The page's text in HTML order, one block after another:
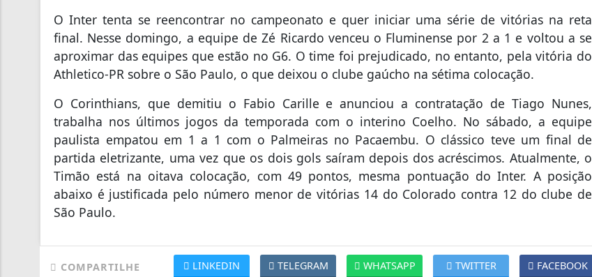
O Inter tenta se reencontrar no campeonato e quer iniciar uma série de vitórias na reta
final. Nesse domingo, a equipe de Zé Ricardo venceu o Fluminense por 2 a 1 e voltou a se
aproximar das equipes que estão no G6. O time foi prejudicado, no entanto, pela vitória do
Athletico-PR sobre o São Paulo, o que deixou o clube gaúcho na sétima colocação.
O Corinthians, que demitiu o Fabio Carille e anunciou a contratação de Tiago Nunes,
trabalha nos últimos jogos da temporada com o interino Coelho. No sábado, a equipe
paulista empatou em 1 a 1 com o Palmeiras no Pacaembu. O clássico teve um final de
partida eletrizante, uma vez que os dois gols saíram depois dos acréscimos. Atualmente, o
Timão está na oitava colocação, com 49 pontos, mesma pontuação do Inter. A posição
abaixo é justificada pelo número menor de vitórias 14 do Colorado contra 12 do clube de
São Paulo.
COMPARTILHE FACEBOOK
TWITTER
WHATSAPP
TELEGRAM
LINKEDIN